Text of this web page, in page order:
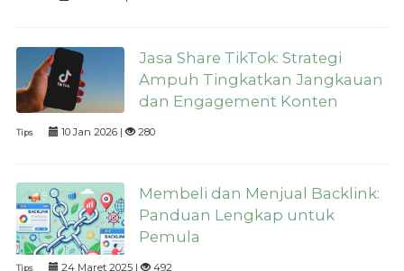
Jasa Share TikTok: Strategi
Ampuh Tingkatkan Jangkauan
dan Engagement Konten
Tips 10 Jan 2026 | 280
Membeli dan Menjual Backlink:
Panduan Lengkap untuk
Pemula
Tips 24 Maret 2025 | 492